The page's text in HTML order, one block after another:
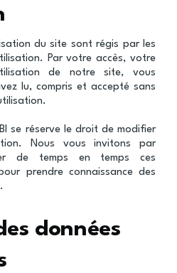
du site sont régis par les
Par votre accès, votre
de notre site, vous
lu, compris et accepté sans
se réserve le droit de modifier
Nous vous invitons par
de temps en temps ces
prendre connaissance des
données